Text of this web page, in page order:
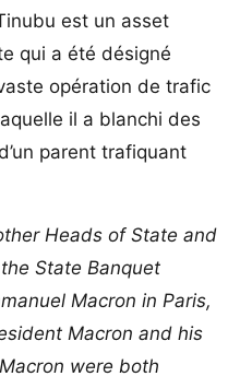
est un asset
qui a été désigné
opération de trafic
il a blanchi des
parent trafiquant
Heads of State and
State Banquet
Macron in Paris,
Macron and his
were both